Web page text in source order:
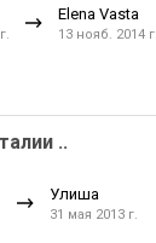
Elena Vasta
13 нояб. 2014 г.
..
Улиша
31 мая 2013 г.